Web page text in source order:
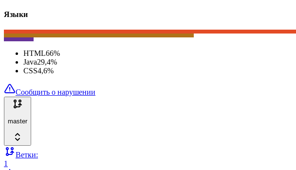
Языки
HTML66%
Java29,4%
CSS4,6%
Сообщить о нарушении
master
Ветки:
1